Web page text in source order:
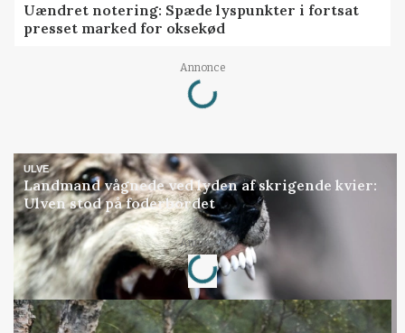
Uændret notering: Spæde lyspunkter i fortsat
presset marked for oksekød
Annonce
Loading...
ULVE
Landmand vågnede ved lyden af skrigende kvier:
Ulven stod på foderbordet
Annonce
Loading...